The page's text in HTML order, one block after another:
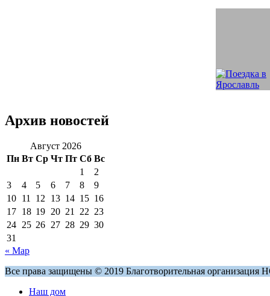
Архив новостей
Август 2026
Пн Вт Ср Чт Пт Сб Вс
1
2
3
4 5 6 7 8
9
10 11 12 13 14 15 16
17 18 19 20 21 22 23
24 25 26 27 28 29 30
31
« Мар
Все права защищены © 2019 Благотворительная
Наш дом